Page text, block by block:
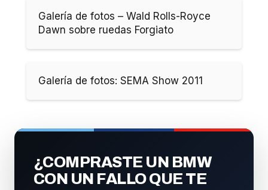
Galería de fotos – Wald Rolls-Royce
Dawn sobre ruedas Forgiato
Galería de fotos: SEMA Show 2011
¿COMPRASTE UN BMW
CON UN FALLO QUE TE